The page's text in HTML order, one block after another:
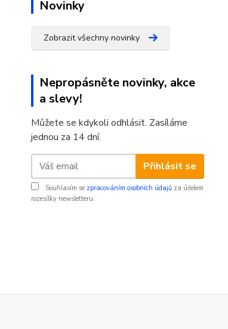
Novinky
Zobrazit všechny novinky
Nepropásněte novinky, akce
a slevy!
Můžete se kdykoli odhlásit. Zasíláme
jednou za 14 dní.
Přihlásit se
Souhlasím se zpracováním osobních údajů za účelem
rozesílky newsletteru.